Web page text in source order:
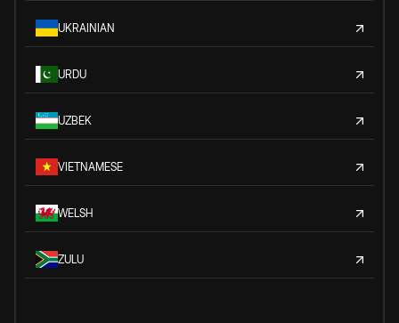
UKRAINIAN
URDU
UZBEK
VIETNAMESE
WELSH
ZULU